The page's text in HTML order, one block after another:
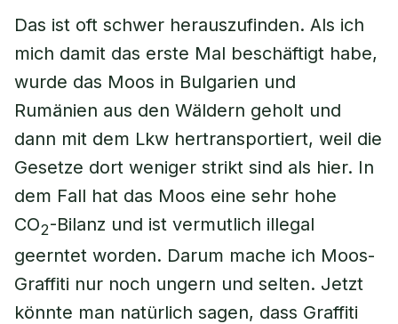
Das ist oft schwer herauszufinden. Als ich
mich damit das erste Mal beschäftigt habe,
wurde das Moos in Bulgarien und
Rumänien aus den Wäldern geholt und
dann mit dem Lkw hertransportiert, weil die
Gesetze dort weniger strikt sind als hier. In
dem Fall hat das Moos eine sehr hohe
CO2-Bilanz und ist vermutlich illegal
geerntet worden. Darum mache ich Moos-
Graffiti nur noch ungern und selten. Jetzt
könnte man natürlich sagen, dass Graffiti